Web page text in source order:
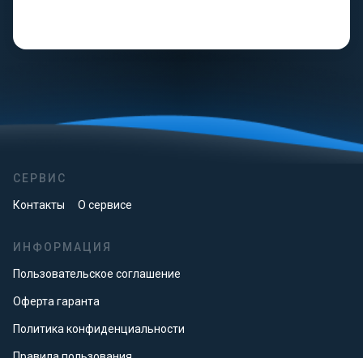
СЕРВИС
Контакты О сервисе
ИНФОРМАЦИЯ
Пользовательское соглашение
Оферта гаранта
Политика конфиденциальности